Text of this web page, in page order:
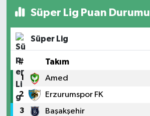
Süper Lig Puan Durumu
Süper Lig
# Takım
1 Amed
2 Erzurumspor FK
3 Başakşehir